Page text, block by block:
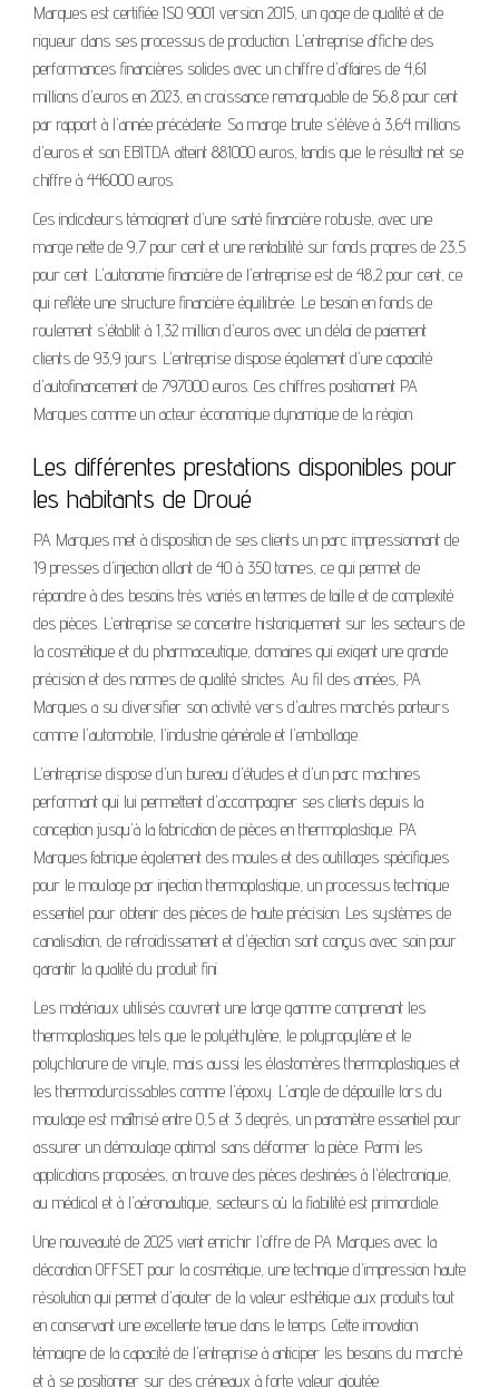
Marques est certifiée ISO 9001 version 2015, un gage de qualité et de
rigueur dans ses processus de production. L'entreprise affiche des
performances financières solides avec un chiffre d'affaires de 4,61
millions d'euros en 2023, en croissance remarquable de 56,8 pour cent
par rapport à l'année précédente. Sa marge brute s'élève à 3,64 millions
d'euros et son EBITDA atteint 881000 euros, tandis que le résultat net se
chiffre à 446000 euros.
Ces indicateurs témoignent d'une santé financière robuste, avec une
marge nette de 9,7 pour cent et une rentabilité sur fonds propres de 23,5
pour cent. L'autonomie financière de l'entreprise est de 48,2 pour cent, ce
qui reflète une structure financière équilibrée. Le besoin en fonds de
roulement s'établit à 1,32 million d'euros avec un délai de paiement
clients de 93,9 jours. L'entreprise dispose également d'une capacité
d'autofinancement de 797000 euros. Ces chiffres positionnent PA
Marques comme un acteur économique dynamique de la région.
Les différentes prestations disponibles pour
les habitants de Droué
PA Marques met à disposition de ses clients un parc impressionnant de
19 presses d'injection allant de 40 à 350 tonnes, ce qui permet de
répondre à des besoins très variés en termes de taille et de complexité
des pièces. L'entreprise se concentre historiquement sur les secteurs de
la cosmétique et du pharmaceutique, domaines qui exigent une grande
précision et des normes de qualité strictes. Au fil des années, PA
Marques a su diversifier son activité vers d'autres marchés porteurs
comme l'automobile, l'industrie générale et l'emballage.
L'entreprise dispose d'un bureau d'études et d'un parc machines
performant qui lui permettent d'accompagner ses clients depuis la
conception jusqu'à la fabrication de pièces en thermoplastique. PA
Marques fabrique également des moules et des outillages spécifiques
pour le moulage par injection thermoplastique, un processus technique
essentiel pour obtenir des pièces de haute précision. Les systèmes de
canalisation, de refroidissement et d'éjection sont conçus avec soin pour
garantir la qualité du produit fini.
Les matériaux utilisés couvrent une large gamme comprenant les
thermoplastiques tels que le polyéthylène, le polypropylène et le
polychlorure de vinyle, mais aussi les élastomères thermoplastiques et
les thermodurcissables comme l'époxy. L'angle de dépouille lors du
moulage est maîtrisé entre 0,5 et 3 degrés, un paramètre essentiel pour
assurer un démoulage optimal sans déformer la pièce. Parmi les
applications proposées, on trouve des pièces destinées à l'électronique,
au médical et à l'aéronautique, secteurs où la fiabilité est primordiale.
Une nouveauté de 2025 vient enrichir l'offre de PA Marques avec la
décoration OFFSET pour la cosmétique, une technique d'impression haute
résolution qui permet d'ajouter de la valeur esthétique aux produits tout
en conservant une excellente tenue dans le temps. Cette innovation
témoigne de la capacité de l'entreprise à anticiper les besoins du marché
et à se positionner sur des créneaux à forte valeur ajoutée.